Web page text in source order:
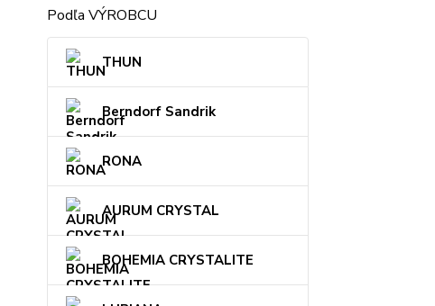
Podľa VÝROBCU
THUN
Berndorf Sandrik
RONA
AURUM CRYSTAL
BOHEMIA CRYSTALITE